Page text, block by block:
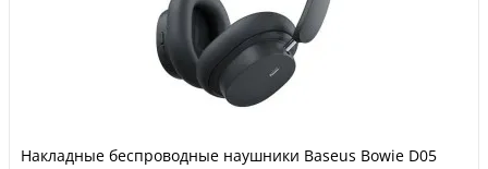
Накладные беспроводные наушники Baseus Bowie D05